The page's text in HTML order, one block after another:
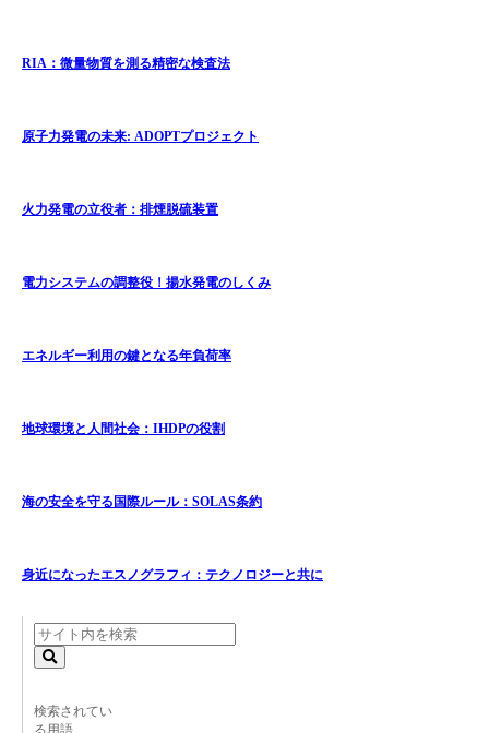
RIA：微量物質を測る精密な検査法
原子力発電の未来: ADOPTプロジェクト
火力発電の立役者：排煙脱硫装置
電力システムの調整役！揚水発電のしくみ
エネルギー利用の鍵となる年負荷率
地球環境と人間社会：IHDPの役割
海の安全を守る国際ルール：SOLAS条約
身近になったエスノグラフィ：テクノロジーと共に
検索されてい
る用語